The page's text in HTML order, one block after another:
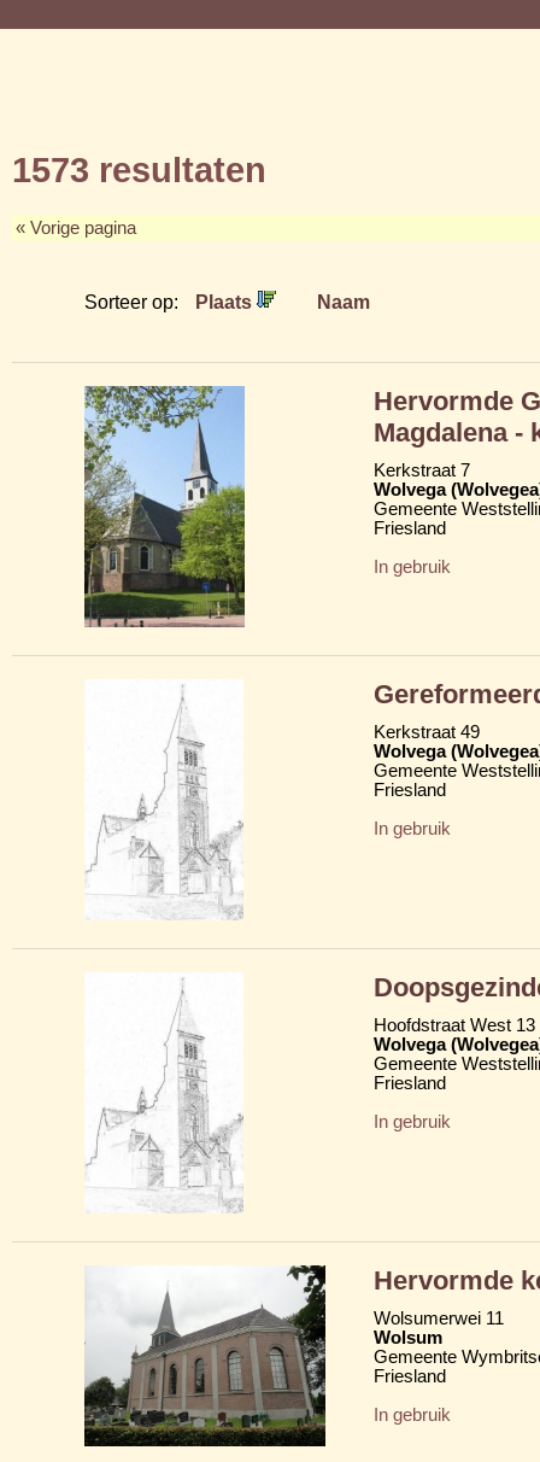
1573 resultaten
« Vorige pagina
Sorteer op: Plaats Naam
Hervormde
Magdalena -
Kerkstraat 7
Wolvega
Gemeente
Friesland
In gebruik
Kerkstraat 49
Wolvega
Gemeente
Friesland
In gebruik
Hoofdstraat West 13
Wolvega
Gemeente
Friesland
In gebruik
Hervormde
Wolsumerwei 11
Wolsum
Gemeente
Friesland
In gebruik